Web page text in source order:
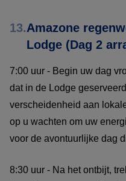
13.Amazone
Lodge (Dag 2
7:00 uur - Begin uw dag
dat in de Lodge
verscheidenheid aan
op u wachten om uw
voor de avontuurlijke dag
8:30 uur - Na het ontbijt,